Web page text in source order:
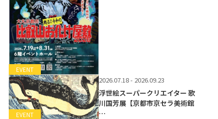
EVENT
EVENT
2026.07.18 - 2026.09.23
浮世絵スーパークリエイター 歌
川国芳展【京都市京セラ美術館
…